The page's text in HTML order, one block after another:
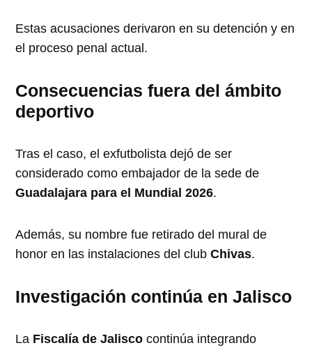
Estas acusaciones derivaron en su detención y en
el proceso penal actual.
Consecuencias fuera del ámbito
deportivo
Tras el caso, el exfutbolista dejó de ser
considerado como embajador de la sede de
Guadalajara para el Mundial 2026.
Además, su nombre fue retirado del mural de
honor en las instalaciones del clubChivas.
Investigación continúa en Jalisco
La Fiscalía de Jalisco continúa integrando